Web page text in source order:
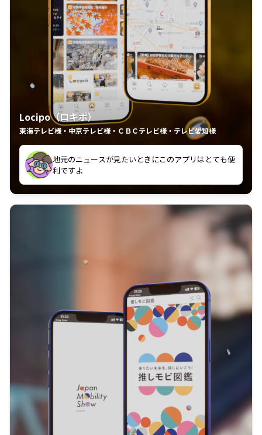
Locipo（ロキポ）
東海テレビ様・中京テレビ様・ＣＢＣテレビ様・テレビ愛知様
中京テレビのおもしろ番組が視聴可能地域外からも見
れるの嬉しいポイント
いつも利用させていただいております！